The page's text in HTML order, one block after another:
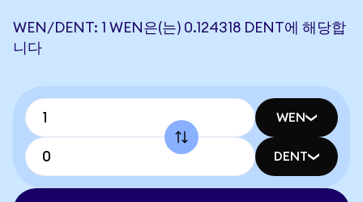
WEN/DENT: 1 WEN은(는) 0.124318 DENT에 해당합
니다
WEN
DENT